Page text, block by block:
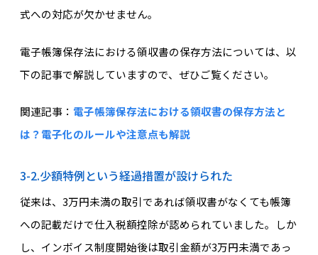
式への対応が欠かせません。
電子帳簿保存法における領収書の保存方法については、以
下の記事で解説していますので、ぜひご覧ください。
関連記事： 電子帳簿保存法における領収書の保存方法と
は？電子化のルールや注意点も解説
3-2.少額特例という経過措置が設けられた
従来は、3万円未満の取引であれば領収書がなくても帳簿
への記載だけで仕入税額控除が認められていました。しか
し、インボイス制度開始後は取引金額が3万円未満であっ